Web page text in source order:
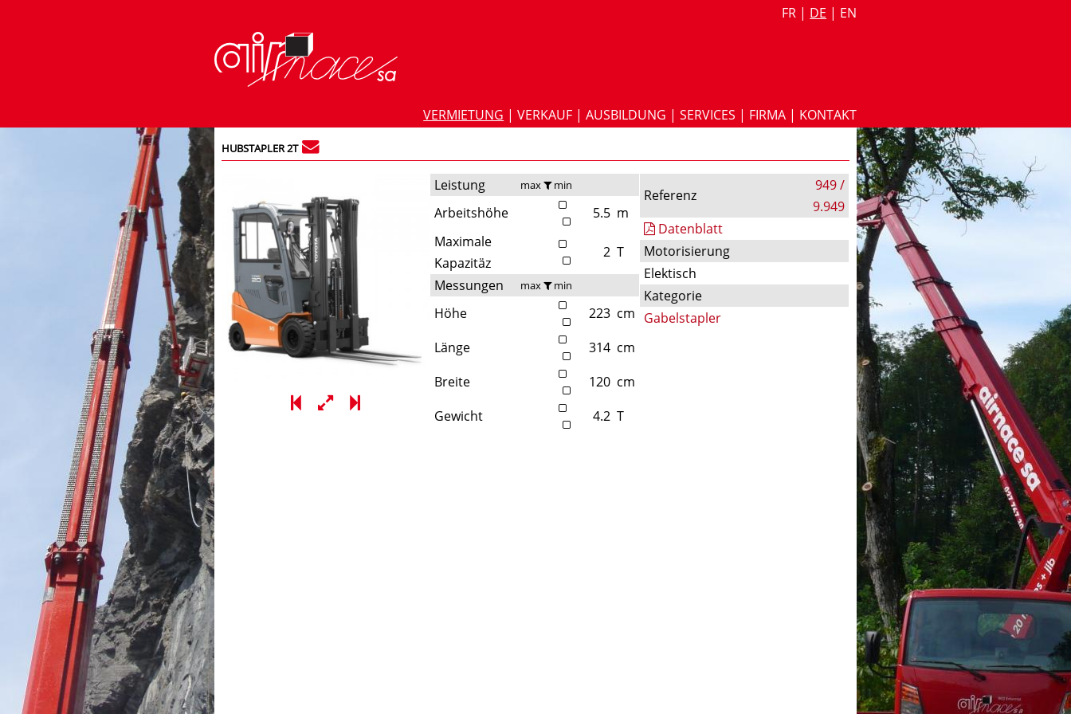
FR | DE | EN
VERMIETUNG |VERKAUF |AUSBILDUNG |SERVICES | FIRMA | KONTAKT
HUBSTAPLER 2T
Leistung max min
Arbeitshöhe 5.5 m
Maximale
Kapazitäz
2 T
Messungen
max min
Höhe 223 cm
Länge
314 cm
Breite
120 cm
Gewicht
4.2 T
Referenz
949 /
9.949
Datenblatt
Motorisierung
Elektisch
Kategorie
Gabelstapler